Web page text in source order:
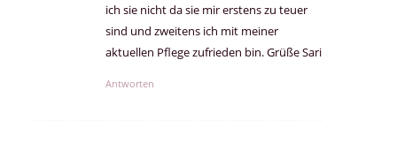
ich sie nicht da sie mir erstens zu teuer
sind und zweitens ich mit meiner
aktuellen Pflege zufrieden bin. Grüße Sari
Antworten